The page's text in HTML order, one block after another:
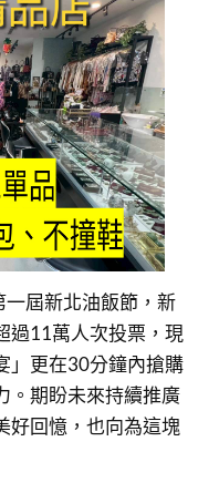
屆新北油飯節，新
過11萬人次投票，現
」更在30分鐘內搶購
。期盼未來持續推廣
好回憶，也向為這塊